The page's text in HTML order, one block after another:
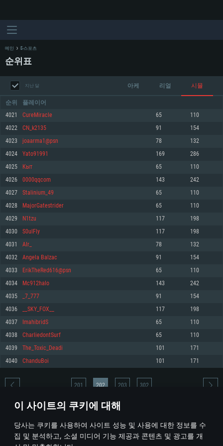
이 사이트의 쿠키에 대해
당사는 쿠키를 사용하여 사이트 성능 및 사용에 대한 정보를 수
집 및 분석하고, 소셜 미디어 기능 제공과 콘텐츠 및 광고를 개
최소사양
운영체제: Windows 10 (64 bit)
프로세서: 2.2 GHz 듀얼코어 이상
메모리: 4GB
그래픽 카드: DirectX 11 이상을 지원하는 AMD Radeon 77XX / NVIDIA
GeForce GT 660. 최소 사양 해상도: 720p
네트워크: 브로드밴드 인터넷
여유 저장 공간: 22.1 GB (최소 클라이언트)
권장 사양
570 혹은 그 이상
여유 저장 공간: 62.2 GB (전체 클라이언트)
최소사양
운영체제: Mac OS Big Sur 11.0
프로세서: 최소 2.2 GHz의 Core i5 (Intel Xeon 은 지원하지 않습니다)
메모리: 6 GB
그래픽 카드: Metal 을 지원하는 Intel Iris Pro 5200 (Mac), 혹은 이와 비슷한 성
능을 가지는 Mac 버전의 AMD/Nvidia. 최소 해상도: 720p
네트워크: 브로드밴드 인터넷
여유 저장 공간: 22.1 GB (최소 클라이언트)
권장 사양
네트워크: 브로드밴드 인터넷
여유 저장 공간: 62.2 GB (전체 클라이언트)
최소사양
운영체제: 64bit Linux 중 최신 버전
프로세서: 2.4 GHz 듀얼코어
메모리: 4 GB
그래픽 카드: Vulkan 을 지원하고, 최신 그래픽 드라이버를 지원하는 NVIDIA
660 (6개월 미만) 혹은 그와 동급의 성능을 가지며 최신 그래픽 드라이버를 지
원하는 AMD (6개월 미만; 최소사양 지원 해상도 720p)
네트워크: 브로드밴드 인터넷
여유 저장 공간: 22.1 GB (최소 클라이언트)
권장 사양
운영체제: Ubuntu 20.04 64bit
프로세서: Intel Core i7
메모리: 16 GB
그래픽 카드: Vulkan 을 지원하고, 최신 그래픽 드라이버를 지원하는 NVIDIA
1060 (6개월 미만) 혹은 그와 동급의 성능을 가지며 최신 그래픽 드라이버를
지원하는 AMD RX 570 (6개월 미만; 최소사양 지원 해상도 720p) 이상
여유 저장 공간: 62.2 GB (전체 클라이언트)
메인 E-스포츠
순위표
지난 달 아케 리얼 시뮬
순위 플레이어
4021 CureMiracle 65 110
4022 CN_k2135 91 154
4023 joaarma1@psn 78 132
4024 Yato91991 169 286
4025 Кыт 65 110
4026 0000qqcom 143 242
4027 Stalinium_49 65 110
4028 MajorGatestrider 65 110
4029 N1tzu 117 198
4030 S0ulFly 117 198
4031 AIr_ 78 132
4032 Angela Balzac 91 154
4033 ErikTheRed616@psn 65 110
4034 Mc912halo 143 242
4035 _7_777 91 154
4036 __SKY_FOX__ 117 198
4037 ImahibridS 65 110
4038 CharliedontSurf 65 110
4039 The_Toxic_Deadi 101 171
4040 ChanduBoi 101 171
* 순위표는 매일 1회 갱신됩니다
201 202 203 302